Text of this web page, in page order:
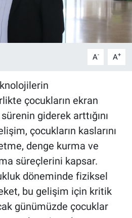
A- A+
çocukların ekran
giderek arttığını
çocukların kaslarını
denge kurma ve
süreçlerini kapsar.
döneminde fiziksel
bu gelişim için kritik
günümüzde çocuklar